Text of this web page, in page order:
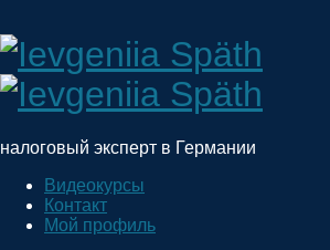
Ievgeniia
Späth
налоговый эксперт в Германии
Видеокурсы
Контакт
Мой профиль